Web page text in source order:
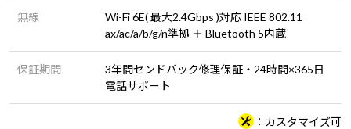
無線
Wi-Fi 6E( 最大2.4Gbps )対応 IEEE 802.11
ax/ac/a/b/g/n準拠 ＋ Bluetooth 5内蔵
保証期間
3年間センドバック修理保証・24時間×365日
電話サポート
カスタマイズ可